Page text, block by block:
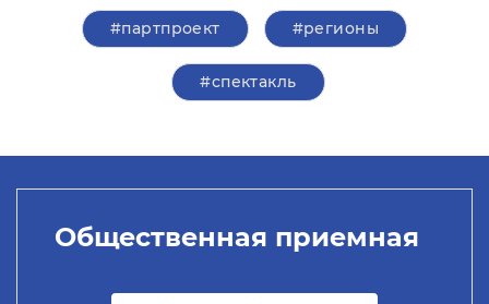
#партпроект #регионы
#спектакль
Общественная приемная